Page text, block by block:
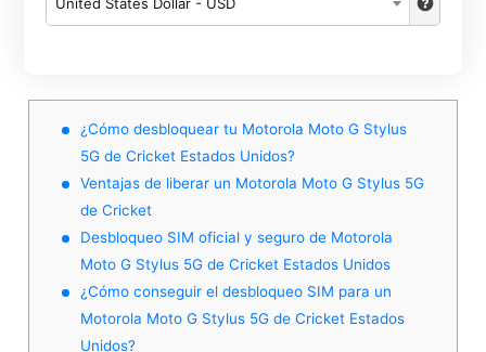
¿Cómo desbloquear tu Motorola Moto G Stylus
5G de Cricket Estados Unidos?
Ventajas de liberar un Motorola Moto G Stylus 5G
de Cricket
Desbloqueo SIM oficial y seguro de Motorola
Moto G Stylus 5G de Cricket Estados Unidos
¿Cómo conseguir el desbloqueo SIM para un
Motorola Moto G Stylus 5G de Cricket Estados
Unidos?